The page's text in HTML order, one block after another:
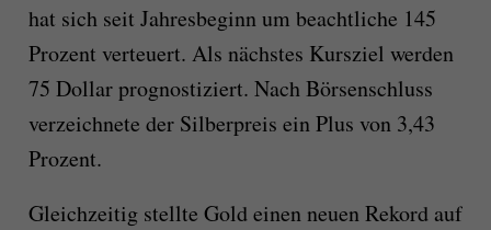
hat sich seit Jahresbeginn um beachtliche 145
Prozent verteuert. Als nächstes Kursziel werden
75 Dollar prognostiziert. Nach Börsenschluss
verzeichnete der Silberpreis ein Plus von 3,43
Prozent.
Gleichzeitig stellte Gold einen neuen Rekord auf